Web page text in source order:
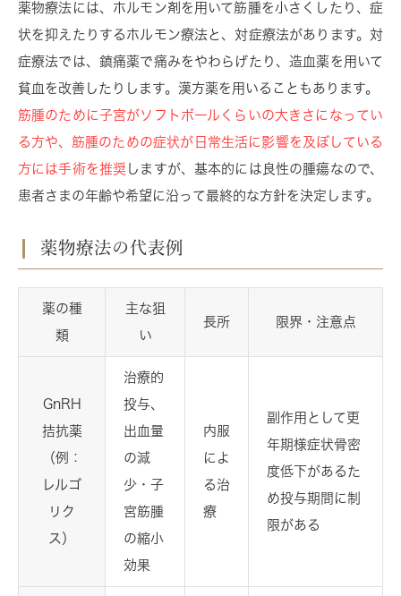
薬物療法には、ホルモン剤を用いて筋腫を小さくしたり、症
状を抑えたりするホルモン療法と、対症療法があります。対
症療法では、鎮痛薬で痛みをやわらげたり、造血薬を用いて
貧血を改善したりします。漢方薬を用いることもあります。
筋腫のために子宮がソフトボールくらいの大きさになってい
る方や、筋腫のための症状が日常生活に影響を及ぼしている
方には手術を推奨 しますが、基本的には良性の腫瘍なので、
患者さまの年齢や希望に沿って最終的な方針を決定します。
薬物療法の代表例
薬の種
類
主な狙
い
長所 限界・注意点
GnRH
拮抗薬
（例：
レルゴ
リク
ス）
治療的
投与、
出血量
の減
少・子
宮筋腫
の縮小
効果
内服
によ
る治
療
副作用として更
年期様症状骨密
度低下があるた
め投与期間に制
限がある